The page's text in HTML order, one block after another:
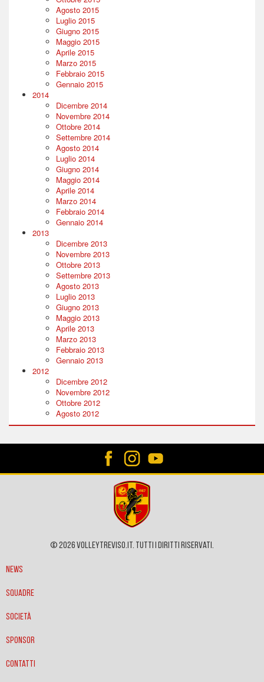
Agosto 2015
Luglio 2015
Giugno 2015
Maggio 2015
Aprile 2015
Marzo 2015
Febbraio 2015
Gennaio 2015
2014
Dicembre 2014
Novembre 2014
Ottobre 2014
Settembre 2014
Agosto 2014
Luglio 2014
Giugno 2014
Maggio 2014
Aprile 2014
Marzo 2014
Febbraio 2014
Gennaio 2014
2013
Dicembre 2013
Novembre 2013
Ottobre 2013
Settembre 2013
Agosto 2013
Luglio 2013
Giugno 2013
Maggio 2013
Aprile 2013
Marzo 2013
Febbraio 2013
Gennaio 2013
2012
Dicembre 2012
Novembre 2012
Ottobre 2012
Agosto 2012
© 2026 VOLLEYTREVISO.IT. Tutti i diritti riservati.
News
Squadre
Società
Sponsor
Contatti